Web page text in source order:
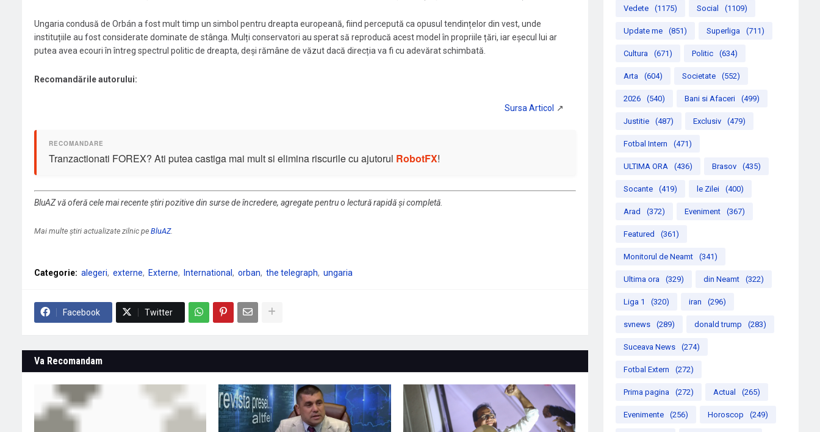
Ungaria condusă de Orbán a fost mult timp un simbol pentru dreapta europeană, fiind percepută ca opusul tendințelor din vest, unde
instituțiile au fost considerate dominate de stânga. Mulți conservatori au sperat să reproducă acest model în propriile țări, iar eșecul lui ar
putea avea ecouri în întreg spectrul politic de dreapta, deși rămâne de văzut dacă direcția va fi cu adevărat schimbată.
Recomandările autorului:
Tranzactionati FOREX? Ati putea castiga mai mult si elimina riscurile cu ajutorul RobotFX!
BluAZ vă oferă cele mai recente știri pozitive din surse de încredere, agregate pentru o lectură rapidă și completă.
Mai multe știri actualizate zilnic pe BluAZ.
Categorie: alegeri externe Externe International orban the telegraph ungaria
Facebook Twitter
Va Recomandam
Vedete (1175) Social (1109)
Update me (851) Superliga (711)
Cultura (671) Politic (634)
Arta (604) Societate (552)
2026 (540) Bani si Afaceri (499)
Justitie (487) Exclusiv (479)
Fotbal Intern (471)
ULTIMA ORA (436) Brasov (435)
Socante (419) le Zilei (400)
Arad (372) Eveniment (367)
Featured (361)
Monitorul de Neamt (341)
Ultima ora (329) din Neamt (322)
Liga 1 (320) iran (296)
svnews (289) donald trump (283)
Suceava News (274)
Fotbal Extern (272)
Prima pagina (272) Actual (265)
Evenimente (256) Horoscop (249)